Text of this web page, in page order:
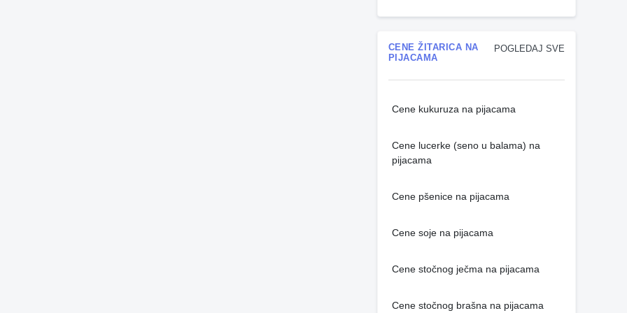
POGLEDAJ SVE
CENE ŽITARICA NA
PIJACAMA
Cene kukuruza na pijacama
Cene lucerke (seno u balama) na
pijacama
Cene pšenice na pijacama
Cene soje na pijacama
Cene stočnog ječma na pijacama
Cene stočnog brašna na pijacama